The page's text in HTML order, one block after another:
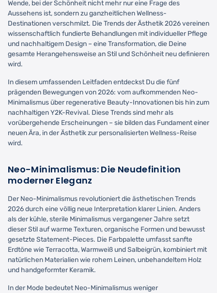
Wende, bei der Schönheit nicht mehr nur eine Frage des
Aussehens ist, sondern zu ganzheitlichen Wellness-
Destinationen verschmilzt. Die Trends der Ästhetik 2026 vereinen
wissenschaftlich fundierte Behandlungen mit individueller Pflege
und nachhaltigem Design – eine Transformation, die Deine
gesamte Herangehensweise an Stil und Schönheit neu definieren
wird.
In diesem umfassenden Leitfaden entdeckst Du die fünf
prägenden Bewegungen von 2026: vom aufkommenden Neo-
Minimalismus über regenerative Beauty-Innovationen bis hin zum
nachhaltigen Y2K-Revival. Diese Trends sind mehr als
vorübergehende Erscheinungen – sie bilden das Fundament einer
neuen Ära, in der Ästhetik zur personalisierten Wellness-Reise
wird.
Neo-Minimalismus: Die Neudefinition
moderner Eleganz
Der Neo-Minimalismus revolutioniert die ästhetischen Trends
2026 durch eine völlig neue Interpretation klarer Linien. Anders
als der kühle, sterile Minimalismus vergangener Jahre setzt
dieser Stil auf warme Texturen, organische Formen und bewusst
gesetzte Statement-Pieces. Die Farbpalette umfasst sanfte
Erdtöne wie Terracotta, Warmweiß und Salbeigrün, kombiniert mit
natürlichen Materialien wie rohem Leinen, unbehandeltem Holz
und handgeformter Keramik.
In der Mode bedeutet Neo-Minimalismus weniger